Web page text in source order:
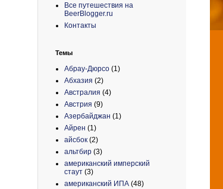
Все путешествия на
BeerBlogger.ru
Контакты
Темы
Абрау-Дюрсо (1)
Абхазия (2)
Австралия (4)
Австрия (9)
Азербайджан (1)
Айрен (1)
айсбок (2)
альтбир (3)
американский имперский
стаут (3)
американский ИПА (48)